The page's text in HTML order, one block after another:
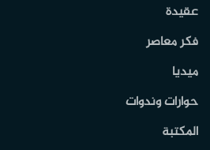
عقيدة
فكر معاصر
ميديا
حوارات وندوات
المكتبة